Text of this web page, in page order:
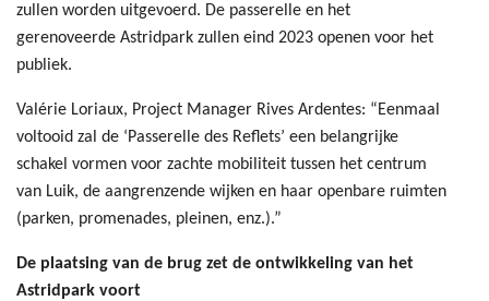
zullen worden uitgevoerd. De passerelle en het
gerenoveerde Astridpark zullen eind 2023 openen voor het
publiek.
Valérie Loriaux, Project Manager Rives Ardentes: “Eenmaal
voltooid zal de ‘Passerelle des Reflets’ een belangrijke
schakel vormen voor zachte mobiliteit tussen het centrum
van Luik, de aangrenzende wijken en haar openbare ruimten
(parken, promenades, pleinen, enz.).”
De plaatsing van de brug zet de ontwikkeling van het
Astridpark voort